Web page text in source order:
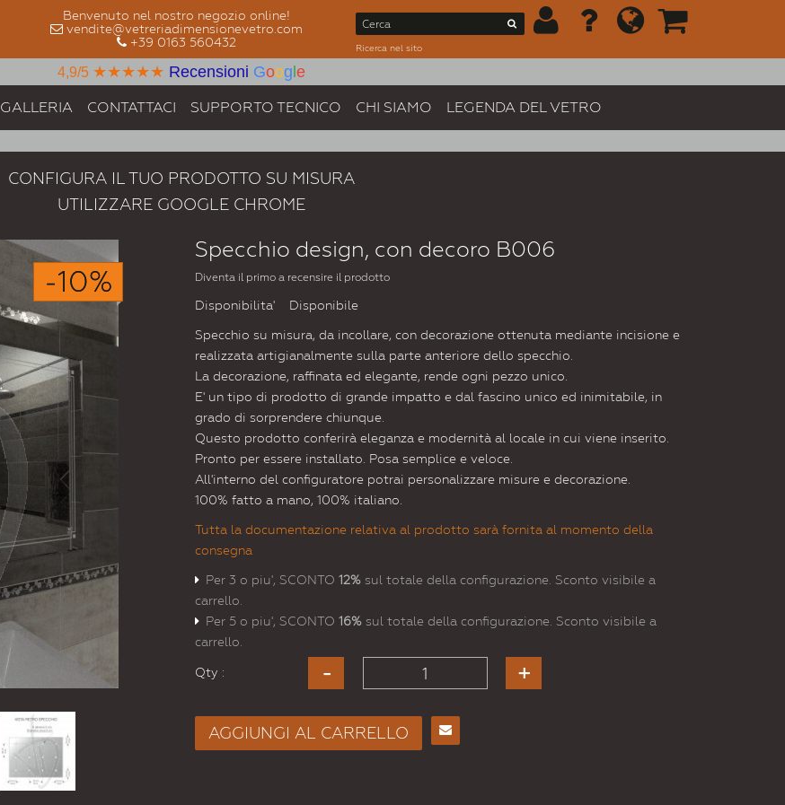
Benvenuto nel nostro negozio online!
vendite@vetreriadimensionevetro.com
+39 0163 560432
Ricerca nel sito
4,9/5 ★★★★★ Recensioni Goog e
GALLERIA CONTATTACI SUPPORTO TECNICO CHI SIAMO LEGENDA DEL VETRO
CONFIGURA IL TUO PRODOTTO SU MISURA
UTILIZZARE GOOGLE CHROME
-10%
Specchio design, con decoro B006
Diventa il primo a recensire il prodotto
Disponibilita' Disponibile
Specchio su misura, da incollare, con decorazione ottenuta mediante incisione e
realizzata artigianalmente sulla parte anteriore dello specchio.
La decorazione, raffinata ed elegante, rende ogni pezzo unico.
E' un tipo di prodotto di grande impatto e dal fascino unico ed inimitabile, in
grado di sorprendere chiunque.
Questo prodotto conferirà eleganza e modernità al locale in cui viene inserito.
Pronto per essere installato. Posa semplice e veloce.
All'interno del configuratore potrai personalizzare misure e decorazione.
100% fatto a mano, 100% italiano.
Tutta la documentazione relativa al prodotto sarà fornita al momento della
consegna
Per 3 o piu', SCONTO 12% sul totale della configurazione. Sconto visibile a
carrello.
Per 5 o piu', SCONTO 16% sul totale della configurazione. Sconto visibile a
carrello.
Qty :
AGGIUNGI AL CARRELLO